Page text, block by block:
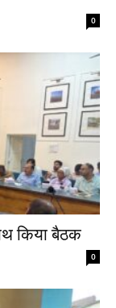
0
किया बैठक
0